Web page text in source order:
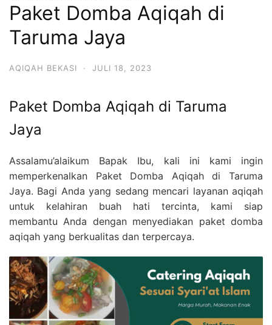
Paket Domba Aqiqah di
Taruma Jaya
AQIQAH BEKASI · JULI 18, 2023
Paket Domba Aqiqah di Taruma
Jaya
Assalamu’alaikum Bapak Ibu, kali ini kami ingin
memperkenalkan Paket Domba Aqiqah di Taruma
Jaya. Bagi Anda yang sedang mencari layanan aqiqah
untuk kelahiran buah hati tercinta, kami siap
membantu Anda dengan menyediakan paket domba
aqiqah yang berkualitas dan terpercaya.